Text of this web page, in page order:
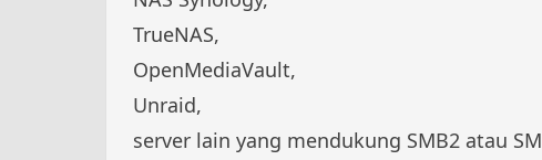
TrueNAS,
OpenMediaVault,
Unraid,
server lain yang mendukung SMB2 atau